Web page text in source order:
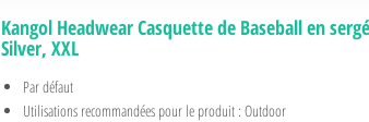
Kangol Headwear Casquette de Baseball en
Silver, XXL
Par défaut
Utilisations recommandées pour le produit : Outdoor